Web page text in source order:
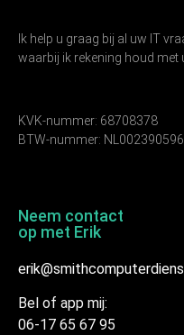
Ik help u graag bij al uw IT
waarbij ik rekening houd met
KVK-nummer: 68708378
BTW-nummer:
Neem contact
op met Erik
Bel of app mij:
06-17 65 67 95